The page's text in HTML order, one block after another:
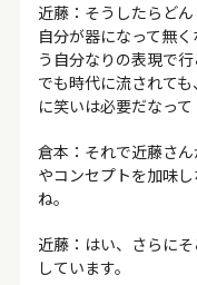
近藤：そうしたらど
自分が器になって無
う自分なりの表現で
でも時代に流されて
に笑いは必要だなって
倉本：それで近藤さ
やコンセプトを加味
ね。
近藤：はい、さらに
しています。